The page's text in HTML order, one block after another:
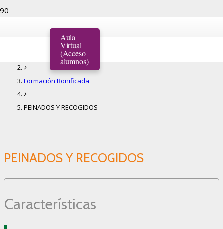
Aula
Virtual
(Acceso
alumnos)
PEINADOS Y RECOGIDOS
Formación Bonificada
PEINADOS Y RECOGIDOS
PEINADOS Y RECOGIDOS
Características